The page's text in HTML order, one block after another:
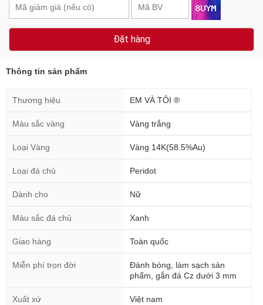
Đặt hàng
Thông tin sản phẩm
Thương hiệu EM VÀ TÔI ®
Màu sắc vàng Vàng trắng
Loại Vàng Vàng 14K(58.5%Au)
Loại đá chủ Peridot
Dành cho Nữ
Màu sắc đá chủ Xanh
Giao hàng Toàn quốc
Miễn phí trọn đời
Đánh bóng, làm sạch sản
phẩm, gắn đá Cz dưới 3 mm
Xuất xứ Việt nam